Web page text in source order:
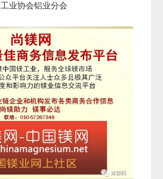
业协会铝业分会